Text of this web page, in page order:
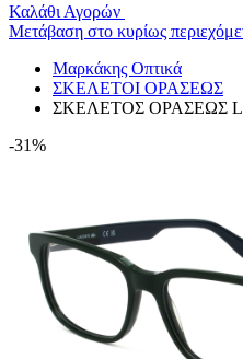
Καλάθι Αγορών
Μετάβαση στο κυρίως
Μαρκάκης Οπτικά
ΣΚΕΛΕΤΟΙ ΟΡΑΣΕΩΣ
ΣΚΕΛΕΤΟΣ ΟΡΑΣΕΩΣ
-31%